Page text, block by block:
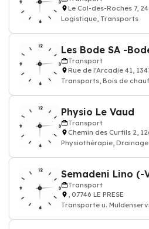
Le Col-des-Roches 7,
Logistique, Transports
Les Bode SA -
Transport
Rue de l'Arcadie 41,
Transports, Bois de
Physio Le Vaud
Transport
Chemin des Curtils 2,
Physiothérapie,
Semadeni Lino (-
Transport
, 07746 LE PRESE
Transporte u.